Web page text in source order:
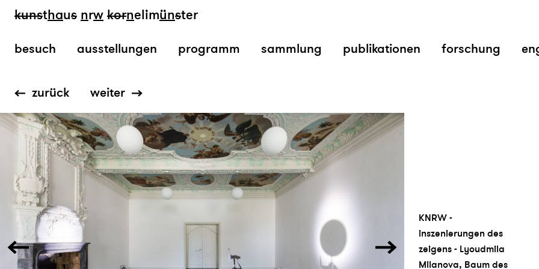
kunsthaus nrw kornelimünster
besuch ausstellungen programm sammlung publikationen forschung
zurück weiter
KNRW -
inszenierungen des
zeigens - Lyoudmila
Milanova, Baum des